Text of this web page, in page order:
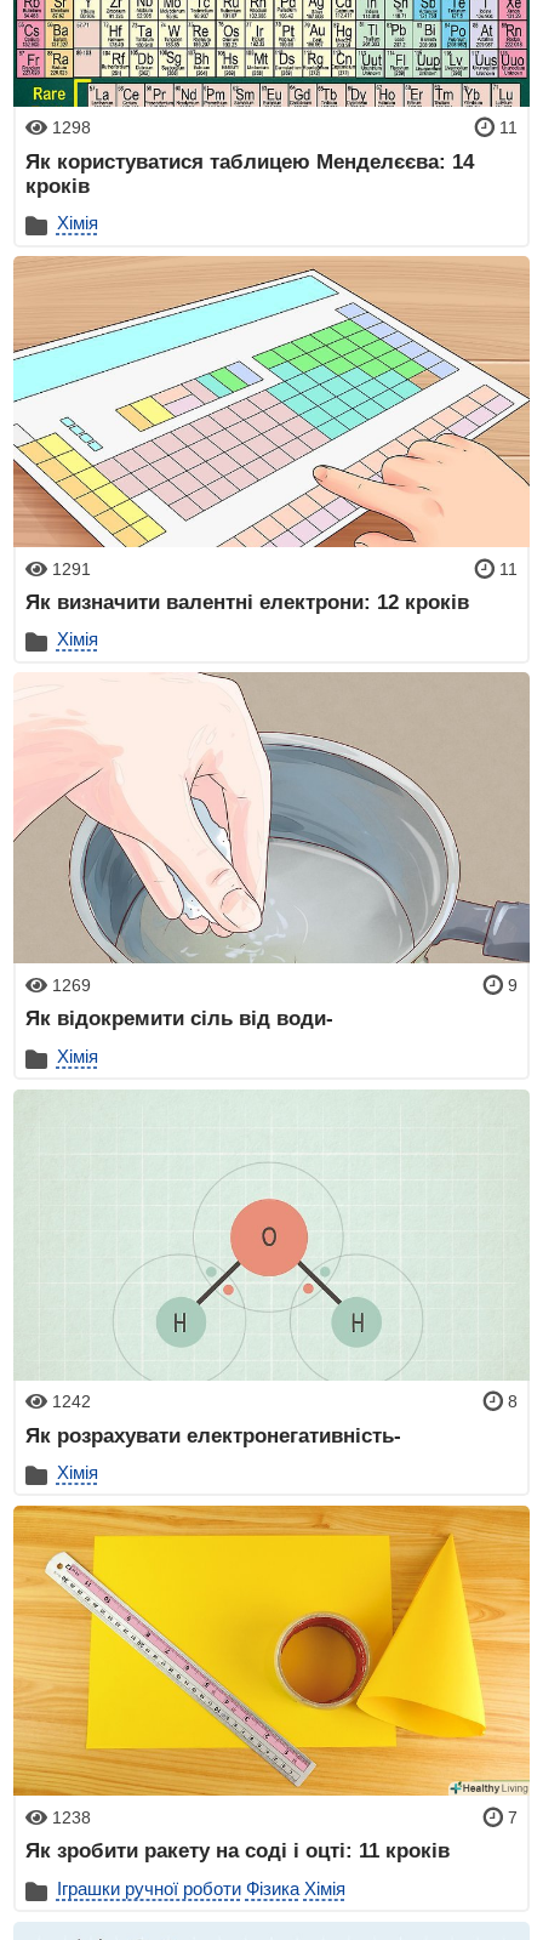
1298 11
Як користуватися таблицею Менделєєва: 14
кроків
Хімія
1291 11
Як визначити валентні електрони: 12 кроків
Хімія
1269 9
Як відокремити сіль від води-
Хімія
1242 8
Як розрахувати електронегативність-
Хімія
1238 7
Як зробити ракету на соді і оцті: 11 кроків
Іграшки ручної роботи Фізика Хімія